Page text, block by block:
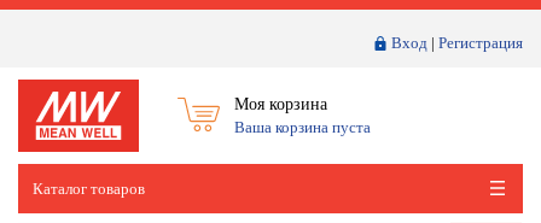
Вход | Регистрация
Моя корзина
Ваша корзина пуста
Каталог товаров